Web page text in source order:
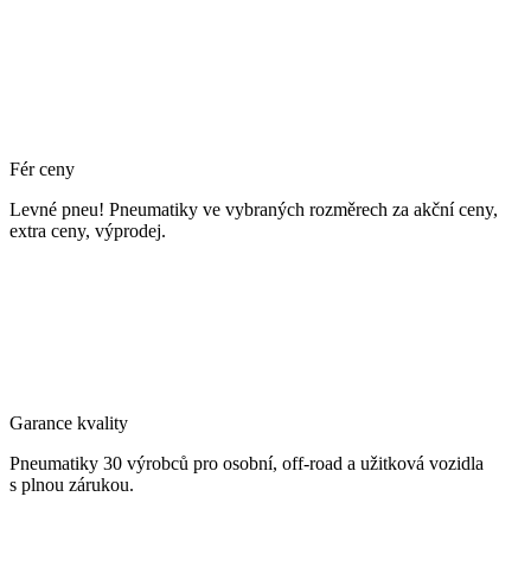
Fér ceny
Levné pneu! Pneumatiky ve vybraných rozměrech za akční ceny,
extra ceny, výprodej.
Garance kvality
Pneumatiky 30 výrobců pro osobní, off-road a užitková vozidla
s plnou zárukou.